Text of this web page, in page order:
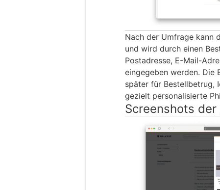
Nach der Umfrage kann
und wird durch einen
Postadresse, E-Mail-
eingegeben werden. Die
später für Bestellbetrug,
gezielt personalisierte
Screenshots